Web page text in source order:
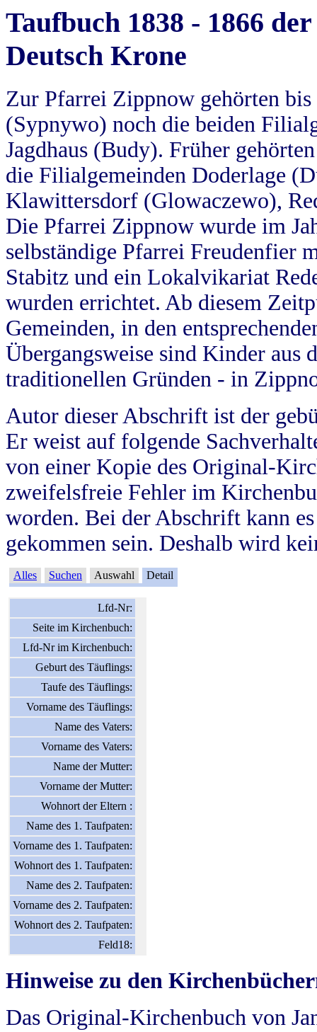
Taufbuch 1838 - 1866
Deutsch Krone
Zur Pfarrei Zippnow gehörten
(Sypnywo) noch die beiden
Jagdhaus (Budy). Früher
die Filialgemeinden Doderlage
Klawittersdorf (Glowaczewo),
Die Pfarrei Zippnow wurde im
selbständige Pfarrei Freudenfier
Stabitz und ein Lokalvikariat
wurden errichtet. Ab diesem
Gemeinden, in den
Übergangsweise sind Kinder aus
traditionellen Gründen - in
Autor dieser Abschrift ist der
Er weist auf folgende
von einer Kopie des Original-
zweifelsfreie Fehler im
worden. Bei der Abschrift kann
gekommen sein. Deshalb wird
Alles Suchen Auswahl Detail
Lfd-Nr:
Seite im Kirchenbuch:
Lfd-Nr im Kirchenbuch:
Geburt des Täuflings:
Taufe des Täuflings:
Vorname des Täuflings:
Name des Vaters:
Vorname des Vaters:
Name der Mutter:
Vorname der Mutter:
Wohnort der Eltern :
Name des 1. Taufpaten:
Vorname des 1. Taufpaten:
Wohnort des 1. Taufpaten:
Name des 2. Taufpaten:
Vorname des 2. Taufpaten:
Wohnort des 2. Taufpaten:
Feld18:
Hinweise zu den
Das Original-Kirchenbuch von